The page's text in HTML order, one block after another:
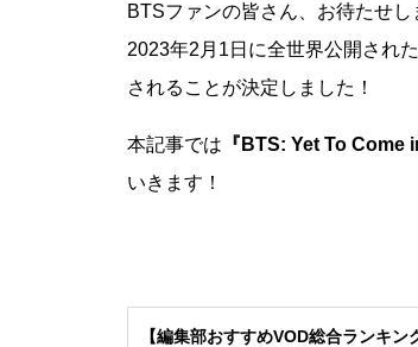
BTSファンの皆さん、お待たせし
2023年2月1日に全世界公開され
されることが決定しました！
本記事では 『BTS: Yet To Come
いきます！
【編集部おすすめVOD総合ランキン